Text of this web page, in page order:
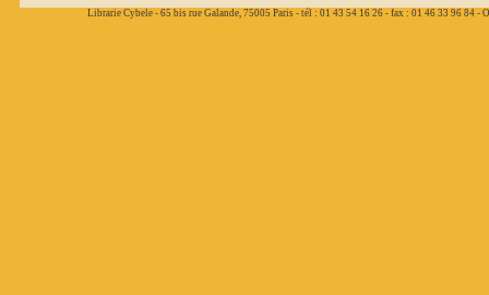
Librarie Cybele - 65 bis rue Galande, 75005 Paris - tél : 01 43 54 16 26 - fax : 01 46 33 96 84